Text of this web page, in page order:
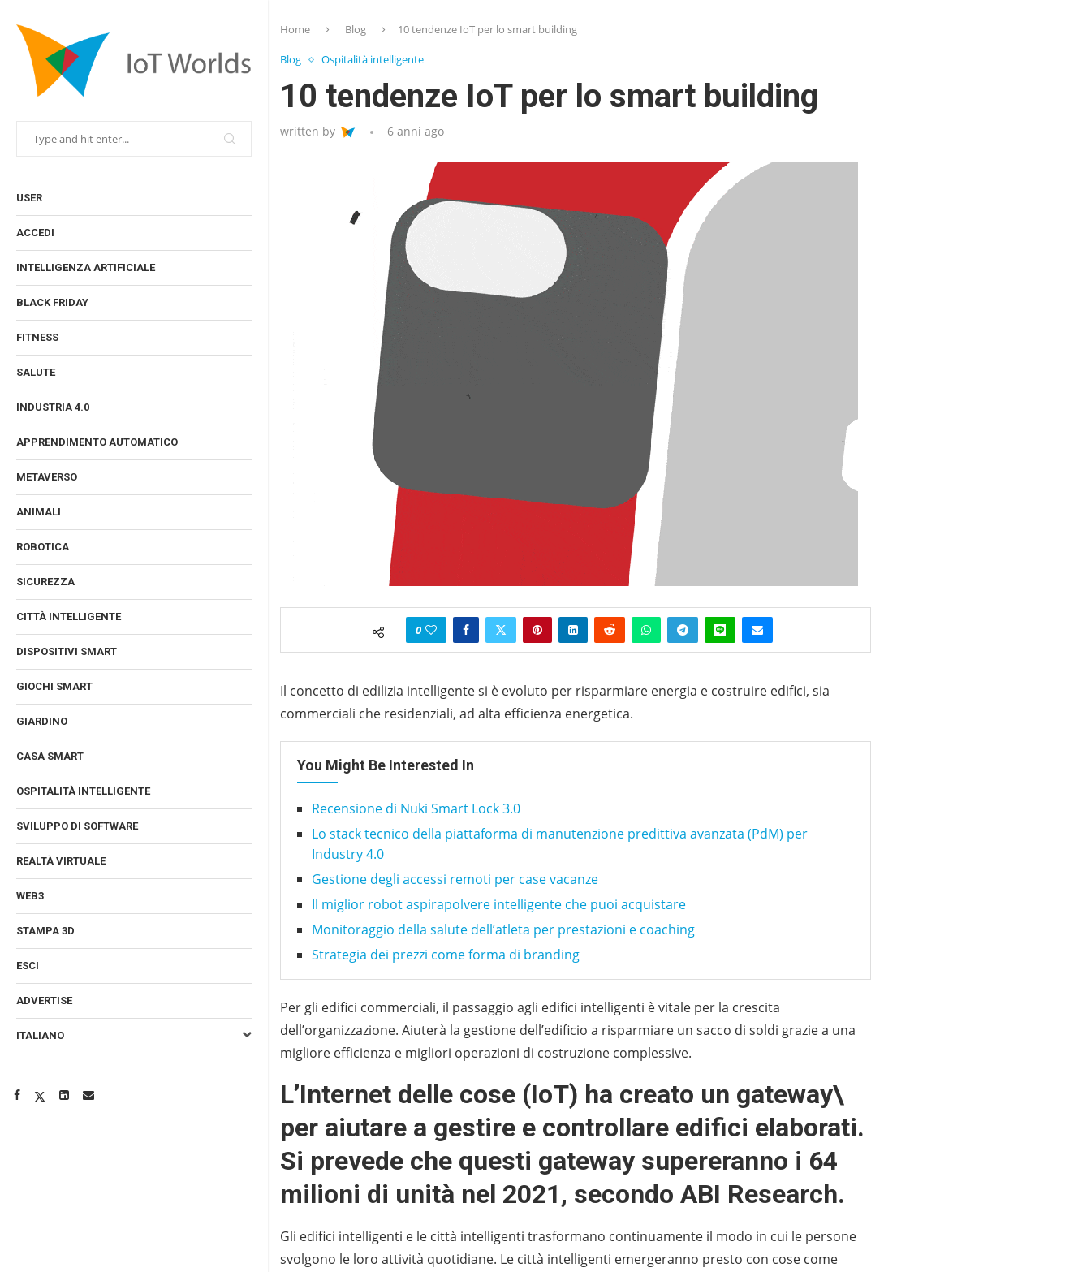
USER
ACCEDI
INTELLIGENZA ARTIFICIALE
BLACK FRIDAY
FITNESS
SALUTE
INDUSTRIA 4.0
APPRENDIMENTO AUTOMATICO
METAVERSO
ANIMALI
ROBOTICA
SICUREZZA
CITTÀ INTELLIGENTE
DISPOSITIVI SMART
GIOCHI SMART
GIARDINO
CASA SMART
OSPITALITÀ INTELLIGENTE
SVILUPPO DI SOFTWARE
REALTÀ VIRTUALE
WEB3
STAMPA 3D
ESCI
ADVERTISE
ITALIANO
Home Blog 10 tendenze IoT per lo smart building
Blog Ospitalità intelligente
10 tendenze IoT per lo smart building
written by 6 anni ago
0
Il concetto di edilizia intelligente si è evoluto per risparmiare energia e costruire edifici, sia
commerciali che residenziali, ad alta efficienza energetica.
You Might Be Interested In
Recensione di Nuki Smart Lock 3.0
Lo stack tecnico della piattaforma di manutenzione predittiva avanzata (PdM) per
Industry 4.0
Gestione degli accessi remoti per case vacanze
Il miglior robot aspirapolvere intelligente che puoi acquistare
Monitoraggio della salute dell’atleta per prestazioni e coaching
Strategia dei prezzi come forma di branding
Per gli edifici commerciali, il passaggio agli edifici intelligenti è vitale per la crescita
dell’organizzazione. Aiuterà la gestione dell’edificio a risparmiare un sacco di soldi grazie a una
migliore efficienza e migliori operazioni di costruzione complessive.
L’Internet delle cose (IoT) ha creato un gateway\
per aiutare a gestire e controllare edifici elaborati.
Si prevede che questi gateway supereranno i 64
milioni di unità nel 2021, secondo ABI Research.
Gli edifici intelligenti e le città intelligenti trasformano continuamente il modo in cui le persone
svolgono le loro attività quotidiane. Le città intelligenti emergeranno presto con cose come